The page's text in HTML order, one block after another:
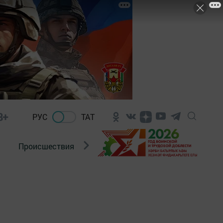
РУС ТАТ
Происшествия Новости Госавтоинспекции